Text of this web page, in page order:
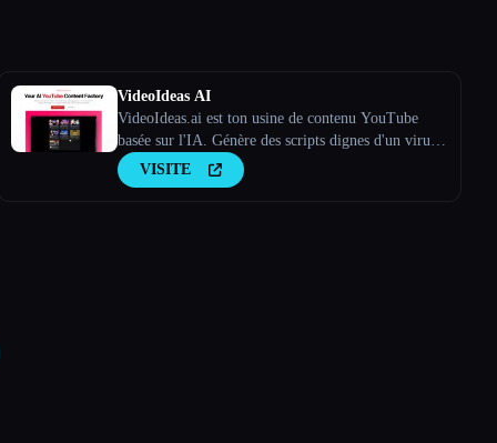
VideoIdeas AI
VideoIdeas.ai est ton usine de contenu YouTube
basée sur l'IA. Génère des scripts dignes d'un virus,
de nouvelles idées de vidéos et du contenu captivant
en quelques minutes.
VISITE